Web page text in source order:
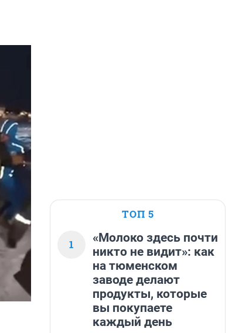
ТОП 5
1
«Молоко здесь почти
никто не видит»: как
на тюменском
заводе делают
продукты, которые
вы покупаете
каждый день